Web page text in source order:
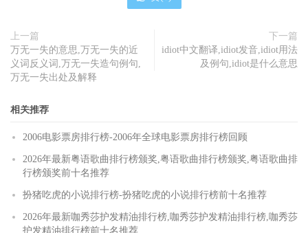
上一篇
万无一失的意思,万无一失的近
义词反义词,万无一失造句例句,
万无一失出处及解释
下一篇
idiot中文翻译,idiot发音,idiot用法
及例句,idiot是什么意思
相关推荐
2006电影票房排行榜-2006年全球电影票房排行榜回顾
2026年最新粤语歌曲排行榜颁奖,粤语歌曲排行榜颁奖,粤语歌曲排
行榜颁奖前十名推荐
扮猪吃虎的小说排行榜-扮猪吃虎的小说排行榜前十名推荐
2026年最新咖秀莎护发精油排行榜,咖秀莎护发精油排行榜,咖秀莎
护发精油排行榜前十名推荐